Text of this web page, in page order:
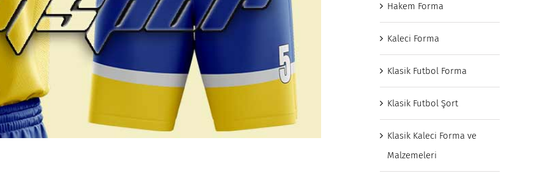
Hakem Forma
Kaleci Forma
Klasik Futbol Forma
Klasik Futbol Şort
Klasik Kaleci Forma ve
Malzemeleri